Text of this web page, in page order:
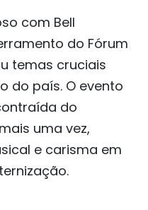
com Bell
do Fórum
temas cruciais
do país. O evento
do
uma vez,
e carisma em